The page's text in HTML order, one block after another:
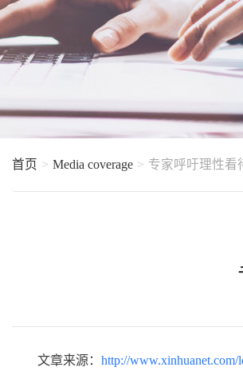
首页 Media coverage 专家呼吁理性看待食品添加剂 不要
文章来源： http://www.xinhuanet.com/